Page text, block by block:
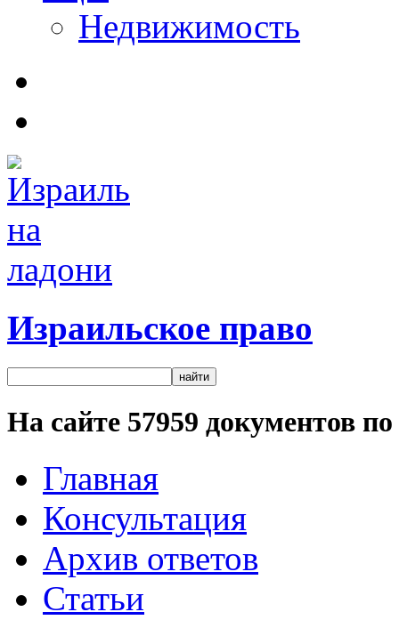
Недвижимость
Израильское право
На сайте 57959 документов
Главная
Консультация
Архив ответов
Статьи